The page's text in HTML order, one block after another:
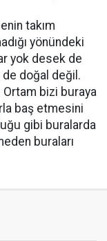
takım
yönündeki
yok desek de
de doğal değil.
bizi buraya
baş etmesini
gibi buralarda
buraları